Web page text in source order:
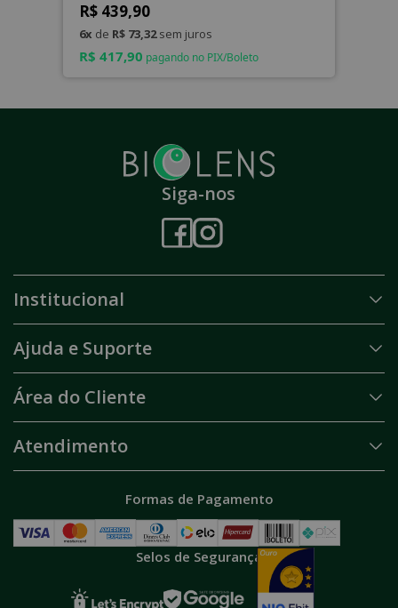
R$ 439,90
6x de R$ 73,32sem juros
R$ 417,90 pagando no PIX/Boleto
Siga-nos
Institucional
Ajuda e Suporte
Área do Cliente
Atendimento
Formas de Pagamento
Selos de Segurança